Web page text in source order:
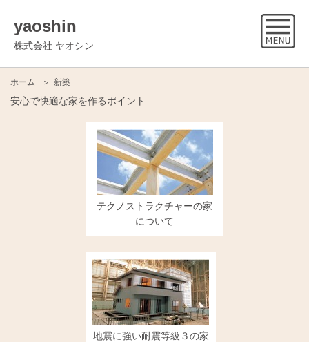
yaoshin
株式会社 ヤオシン
ホーム 新築
安心で快適な家を作るポイント
テクノストラクチャーの家
について
地震に強い耐震等級３の家